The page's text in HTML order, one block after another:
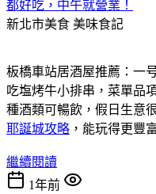
都好吃，中午就營業！
新北市美食 美味食記
板橋車站居酒屋推薦：一
吃塩烤牛小排串，菜單品
種酒類可暢飲，假日生意
耶誕城攻略 ，能玩得更豐
繼續閱讀
1年前